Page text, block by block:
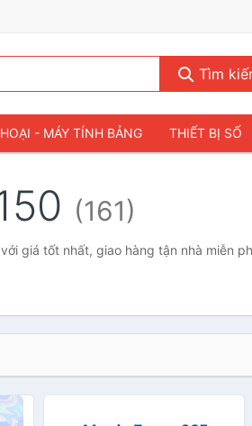
Tìm
- MÁY TÍNH BẢNG THIẾT BỊ SỐ
(161)
giá tốt nhất, giao hàng tận nhà miễn